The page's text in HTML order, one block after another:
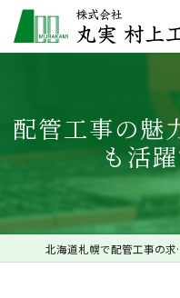
配管工事の魅
も活
北海道札幌